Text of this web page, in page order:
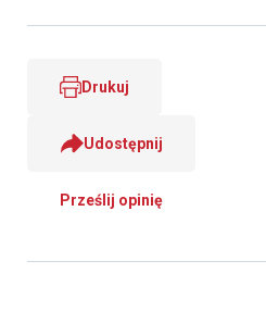
Drukuj
Udostępnij
Prześlij opinię